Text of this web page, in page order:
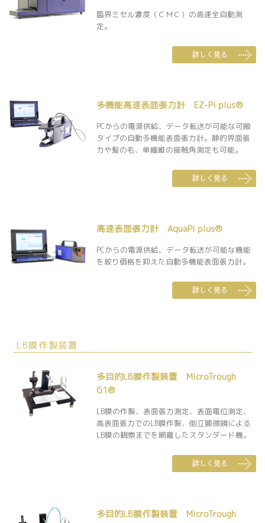
臨界ミセル濃度（ＣＭＣ）の高速全自動測
定。
多機能高速表面張力計 EZ-Pi plus®
PCからの電源供給、データ転送が可能な可搬
タイプの自動多機能表面張力計。静的界面張
力や髪の毛、単繊維の接触角測定も可能。
高速表面張力計 AquaPi plus®
PCからの電源供給、データ転送が可能な機能
を絞り価格を抑えた自動多機能表面張力計。
LB膜作製装置
多目的LB膜作製装置 MicroTrough
G1®
LB膜の作製、表面張力測定、表面電位測定、
高表面張力でのLB膜作製、倒立顕微鏡による
LB膜の観察までを網羅したスタンダード機。
多目的LB膜作製装置 MicroTrough